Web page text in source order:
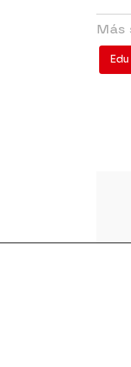
Más